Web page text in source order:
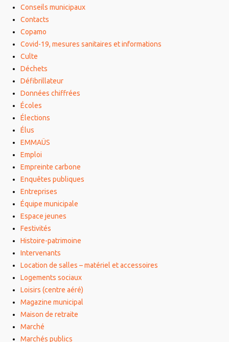
Conseils municipaux
Contacts
Copamo
Covid-19, mesures sanitaires et informations
Culte
Déchets
Défibrillateur
Données chiffrées
Écoles
Élections
Élus
EMMAÜS
Emploi
Empreinte carbone
Enquêtes publiques
Entreprises
Équipe municipale
Espace jeunes
Festivités
Histoire-patrimoine
Intervenants
Location de salles – matériel et accessoires
Logements sociaux
Loisirs (centre aéré)
Magazine municipal
Maison de retraite
Marché
Marchés publics